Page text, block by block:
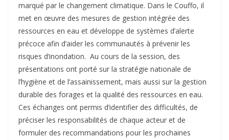
marqué par le changement climatique. Dans le Couffo, il
met en œuvre des mesures de gestion intégrée des
ressources en eau et développe de systèmes d’alerte
précoce afin d’aider les communautés à prévenir les
risques d’inondation. ‎ ‎Au cours de la session, des
présentations ont porté sur la stratégie nationale de
l’hygiène et de l’assainissement, mais aussi sur la gestion
durable des forages et la qualité des ressources en eau.
‎Ces échanges ont permis d’identifier des difficultés, de
préciser les responsabilités de chaque acteur et de
formuler des recommandations pour les prochaines